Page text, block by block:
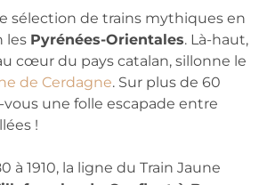
sélection de trains mythiques en
les Pyrénées-Orientales. Là-haut,
cœur du pays catalan, sillonne le
de Cerdagne. Sur plus de 60
une folle escapade entre
!
à 1910, la ligne du Train Jaune